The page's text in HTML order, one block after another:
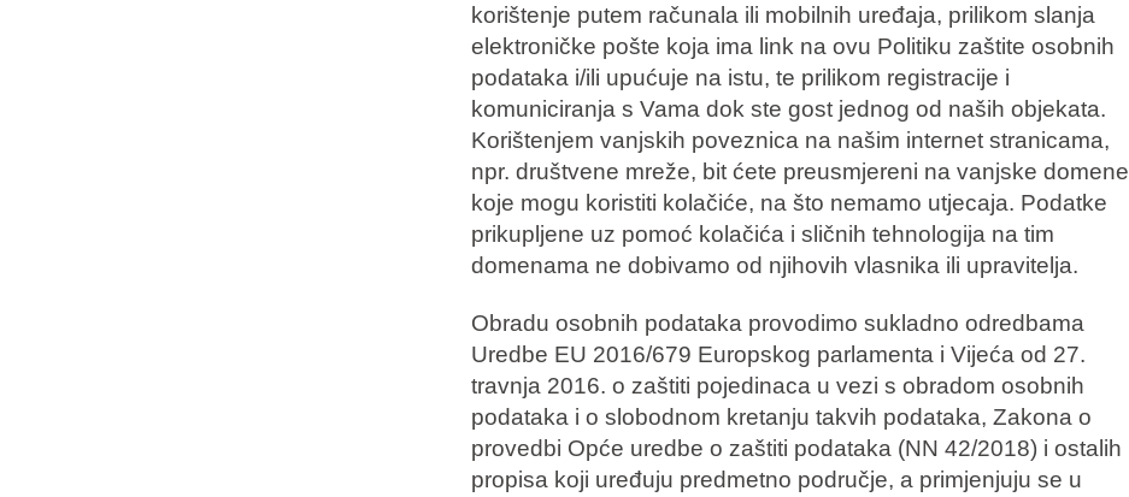
korištenje putem računala ili mobilnih uređaja, prilikom slanja
elektroničke pošte koja ima link na ovu Politiku zaštite osobnih
podataka i/ili upućuje na istu, te prilikom registracije i
komuniciranja s Vama dok ste gost jednog od naših objekata.
Korištenjem vanjskih poveznica na našim internet stranicama,
npr. društvene mreže, bit ćete preusmjereni na vanjske domene
koje mogu koristiti kolačiće, na što nemamo utjecaja. Podatke
prikupljene uz pomoć kolačića i sličnih tehnologija na tim
domenama ne dobivamo od njihovih vlasnika ili upravitelja.
Obradu osobnih podataka provodimo sukladno odredbama
Uredbe EU 2016/679 Europskog parlamenta i Vijeća od 27.
travnja 2016. o zaštiti pojedinaca u vezi s obradom osobnih
podataka i o slobodnom kretanju takvih podataka, Zakona o
provedbi Opće uredbe o zaštiti podataka (NN 42/2018) i ostalih
propisa koji uređuju predmetno područje, a primjenjuju se u